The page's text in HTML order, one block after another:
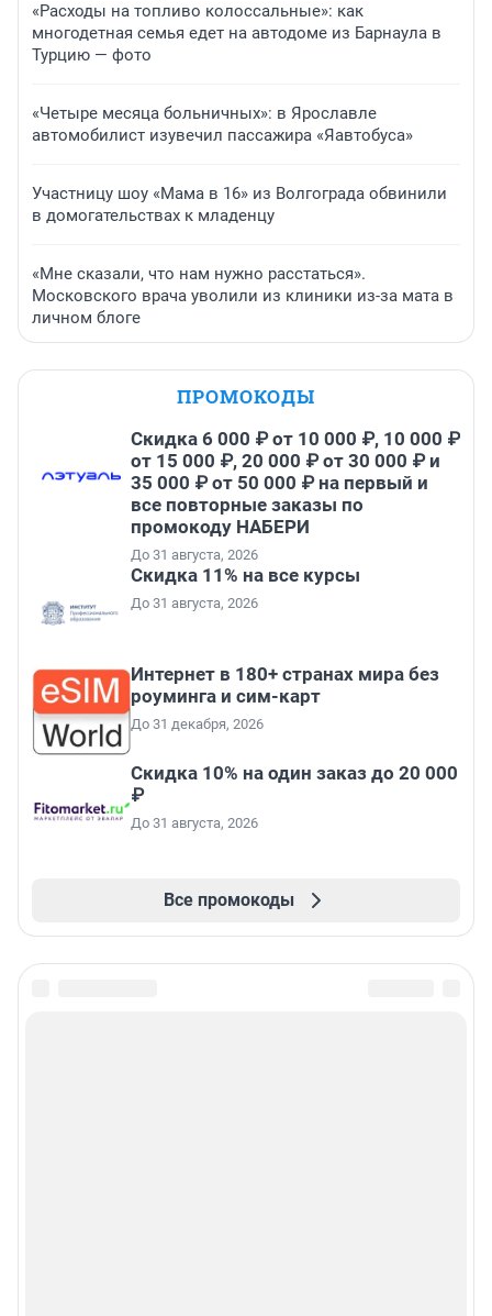
«Расходы на топливо колоссальные»: как
многодетная семья едет на автодоме из Барнаула в
Турцию — фото
«Четыре месяца больничных»: в Ярославле
автомобилист изувечил пассажира «Яавтобуса»
Участницу шоу «Мама в 16» из Волгограда обвинили
в домогательствах к младенцу
«Мне сказали, что нам нужно расстаться».
Московского врача уволили из клиники из-за мата в
личном блоге
ПРОМОКОДЫ
Скидка 6 000 ₽ от 10 000 ₽, 10 000 ₽
от 15 000 ₽, 20 000 ₽ от 30 000 ₽ и
35 000 ₽ от 50 000 ₽ на первый и
все повторные заказы по
промокоду НАБЕРИ
До 31 августа, 2026
Скидка 11% на все курсы
До 31 августа, 2026
Интернет в 180+ странах мира без
роуминга и сим-карт
До 31 декабря, 2026
Скидка 10% на один заказ до 20 000
₽
До 31 августа, 2026
Все промокоды